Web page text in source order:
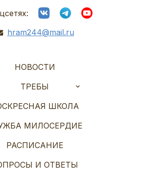
hram244@mail.ru
НОВОСТИ
ТРЕБЫ
ШКОЛА
МИЛОСЕРДИЕ
РАСПИСАНИЕ
И ОТВЕТЫ